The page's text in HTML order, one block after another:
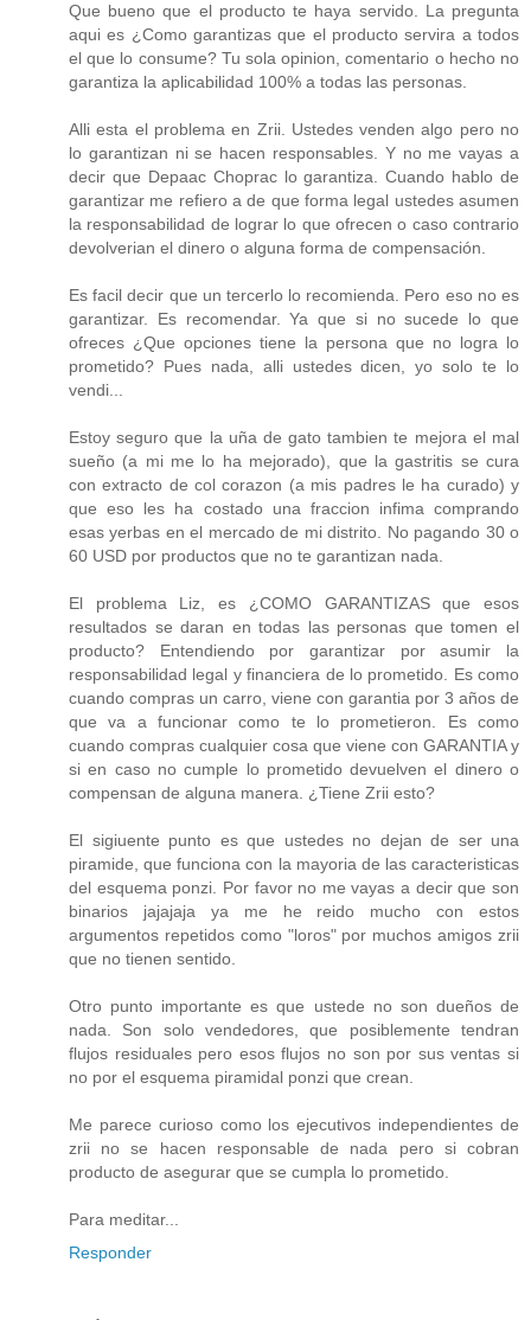
Que bueno que el producto te haya servido. La pregunta
aqui es ¿Como garantizas que el producto servira a todos
el que lo consume? Tu sola opinion, comentario o hecho no
garantiza la aplicabilidad 100% a todas las personas.
Alli esta el problema en Zrii. Ustedes venden algo pero no
lo garantizan ni se hacen responsables. Y no me vayas a
decir que Depaac Choprac lo garantiza. Cuando hablo de
garantizar me refiero a de que forma legal ustedes asumen
la responsabilidad de lograr lo que ofrecen o caso contrario
devolverian el dinero o alguna forma de compensación.
Es facil decir que un tercerlo lo recomienda. Pero eso no es
garantizar. Es recomendar. Ya que si no sucede lo que
ofreces ¿Que opciones tiene la persona que no logra lo
prometido? Pues nada, alli ustedes dicen, yo solo te lo
vendi...
Estoy seguro que la uña de gato tambien te mejora el mal
sueño (a mi me lo ha mejorado), que la gastritis se cura
con extracto de col corazon (a mis padres le ha curado) y
que eso les ha costado una fraccion infima comprando
esas yerbas en el mercado de mi distrito. No pagando 30 o
60 USD por productos que no te garantizan nada.
El problema Liz, es ¿COMO GARANTIZAS que esos
resultados se daran en todas las personas que tomen el
producto? Entendiendo por garantizar por asumir la
responsabilidad legal y financiera de lo prometido. Es como
cuando compras un carro, viene con garantia por 3 años de
que va a funcionar como te lo prometieron. Es como
cuando compras cualquier cosa que viene con GARANTIA y
si en caso no cumple lo prometido devuelven el dinero o
compensan de alguna manera. ¿Tiene Zrii esto?
El sigiuente punto es que ustedes no dejan de ser una
piramide, que funciona con la mayoria de las caracteristicas
del esquema ponzi. Por favor no me vayas a decir que son
binarios jajajaja ya me he reido mucho con estos
argumentos repetidos como "loros" por muchos amigos zrii
que no tienen sentido.
Otro punto importante es que ustede no son dueños de
nada. Son solo vendedores, que posiblemente tendran
flujos residuales pero esos flujos no son por sus ventas si
no por el esquema piramidal ponzi que crean.
Me parece curioso como los ejecutivos independientes de
zrii no se hacen responsable de nada pero si cobran
producto de asegurar que se cumpla lo prometido.
Para meditar...
Responder